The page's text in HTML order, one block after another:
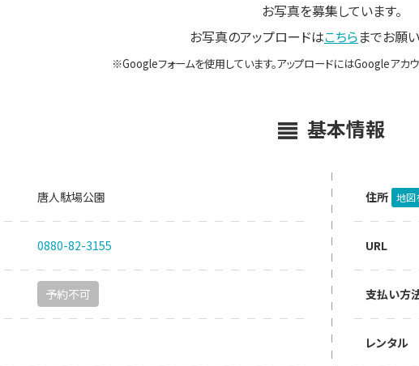
お写真を募集しています。
お写真のアップロードはこちらまでお願
※Googleフォームを使用しています。アップロードにはGoogleアカ
基本情報
唐人駄場公園 住所 地図
0880-82-3155 URL
予約不可 支払い方
レンタル